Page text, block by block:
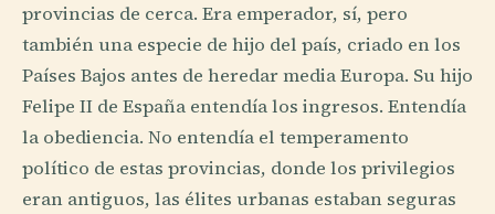
provincias de cerca. Era emperador, sí, pero
también una especie de hijo del país, criado en los
Países Bajos antes de heredar media Europa. Su hijo
Felipe II de España entendía los ingresos. Entendía
la obediencia. No entendía el temperamento
político de estas provincias, donde los privilegios
eran antiguos, las élites urbanas estaban seguras